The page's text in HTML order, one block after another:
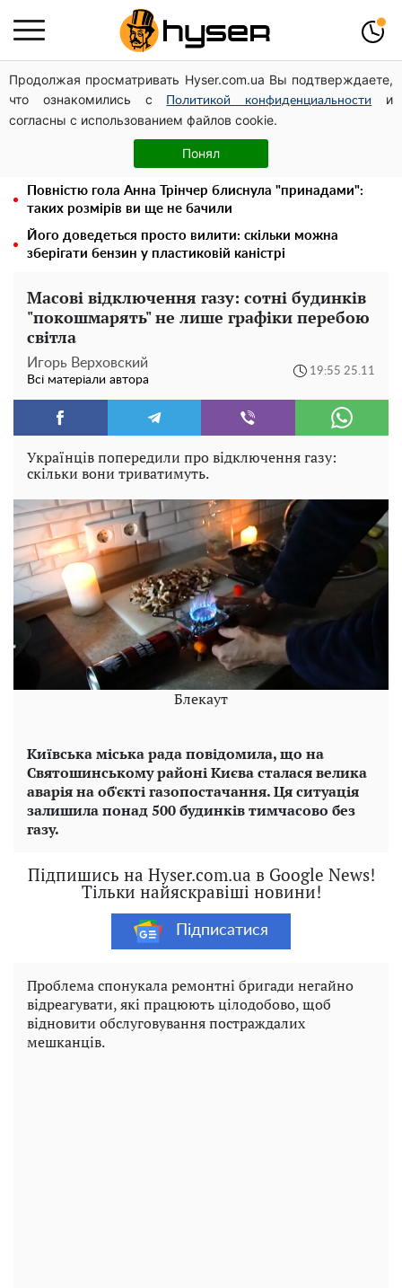
Продолжая просматривать Hyser.com.ua Вы подтверждаете,
что ознакомились с
Политикой конфиденциальности
и
согласны с использованием файлов cookie.
Понял
Посол ОБСЄ вдруге відвідав місце російського удару
по житловому будинку на Подолі
Дрони із націнкою: Олександр Конотопський вивів
мільйони оборонного бюджету через фіктивну фірму в
Повністю гола Анна Трінчер блиснула "принадами":
таких розмірів ви ще не бачили
Його доведеться просто вилити: скільки можна
зберігати бензин у пластиковій каністрі
Масові відключення газу: сотні будинків
"покошмарять" не лише графіки перебою
світла
Игорь Верховский
Всі матеріали автора
19:55 25.11
Українців попередили про відключення газу:
скільки вони триватимуть.
Блекаут
Київська міська рада повідомила, що на
Святошинському районі Києва сталася велика
аварія на об'єкті газопостачання. Ця ситуація
залишила понад 500 будинків тимчасово без
газу.
Підпишись на Hyser.com.ua в Google News!
Тільки найяскравіші новини!
Підписатися
Проблема спонукала ремонтні бригади негайно
відреагувати, які працюють цілодобово, щоб
відновити обслуговування постраждалих
мешканців.